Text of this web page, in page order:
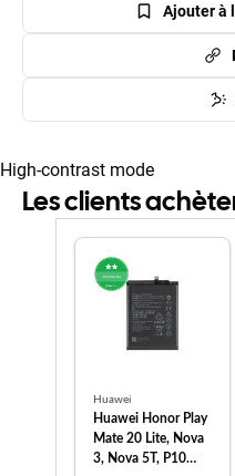
Ajouter à
High-contrast mode
Les clients
Huawei
Huawei Honor Play
Mate 20 Lite, Nova
3, Nova 5T, P10